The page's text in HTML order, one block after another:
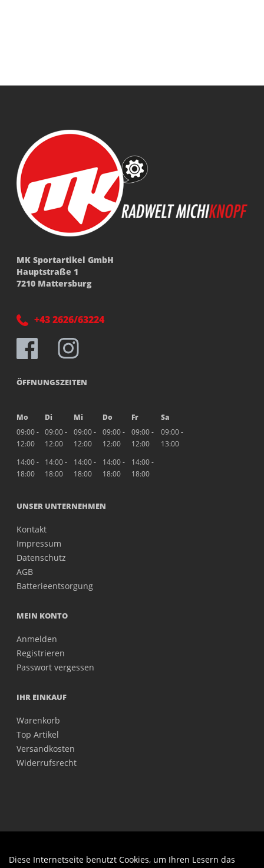
MK Sportartikel GmbH
Hauptstraße 1
7210 Mattersburg
+43 2626/63224
ÖFFNUNGSZEITEN
Mo Di Mi Do Fr
Sa
09:00 -
12:00
09:00 -
12:00
09:00 -
12:00
09:00 -
12:00
09:00 -
12:00
09:00 -
13:00
14:00 -
18:00
14:00 -
18:00
14:00 -
18:00
14:00 -
18:00
14:00 -
18:00
UNSER UNTERNEHMEN
Kontakt
Impressum
Datenschutz
AGB
Batterieentsorgung
MEIN KONTO
Anmelden
Registrieren
Passwort vergessen
IHR EINKAUF
Warenkorb
Top Artikel
Versandkosten
Widerrufsrecht
Diese Internetseite benutzt Cookies, um Ihren Lesern das
Auftrag widerrufen